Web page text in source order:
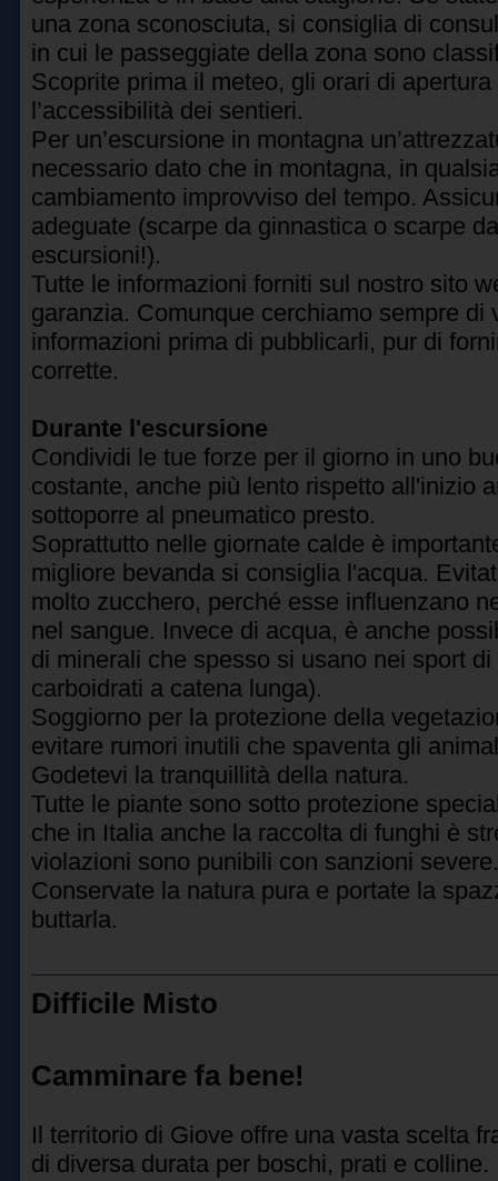
una zona sconosciuta, si consiglia di
in cui le passeggiate della zona sono
Scoprite prima il meteo, gli orari di
l’accessibilità dei sentieri.
Per un’escursione in montagna
necessario dato che in montagna, in
cambiamento improvviso del tempo.
adeguate (scarpe da ginnastica o scarpe
escursioni!).
Tutte le informazioni forniti sul nostro sito
garanzia. Comunque cerchiamo sempre di
informazioni prima di pubblicarli, pur di
corrette.
Durante l'escursione
Condividi le tue forze per il giorno in uno
costante, anche più lento rispetto all'inizio
sottoporre al pneumatico presto.
Soprattutto nelle giornate calde è
migliore bevanda si consiglia l'acqua.
molto zucchero, perché esse influenzano
nel sangue. Invece di acqua, è anche
di minerali che spesso si usano nei sport
carboidrati a catena lunga).
Soggiorno per la protezione della
evitare rumori inutili che spaventa gli
Godetevi la tranquillità della natura.
Tutte le piante sono sotto protezione
che in Italia anche la raccolta di funghi è
violazioni sono punibili con sanzioni severe.
Conservate la natura pura e portate la
buttarla.
Difficile Misto
Camminare fa bene!
Il territorio di Giove offre una vasta scelta
di diversa durata per boschi, prati e colline.